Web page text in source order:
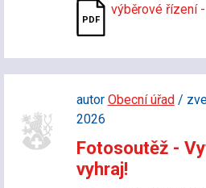
výběrové řízení
autor Obecní úřad/
2026
Fotosoutěž -
vyhraj!